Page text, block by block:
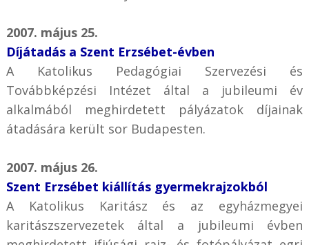
2007. május 25.
Díjátadás a Szent Erzsébet-évben
A Katolikus Pedagógiai Szervezési és
Továbbképzési Intézet által a jubileumi év
alkalmából meghirdetett pályázatok díjainak
átadására került sor Budapesten.
2007. május 26.
Szent Erzsébet kiállítás gyermekrajzokból
A Katolikus Karitász és az egyházmegyei
karitászszervezetek által a jubileumi évben